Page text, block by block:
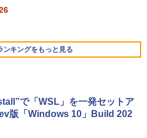
ートパソコン WE1-K3 (MS 365 P
Copilotキー搭載/Win 11/15.6型/
応|PC2台
ンキングをもっと見る
Kindle Paperwhite (16GB) 7イ
ィスプレイ、色調調節ライト、12
続バッテリー、広告なし、ブラッ
で「WSL」を一発セットア
版「Windows 10」Build 202